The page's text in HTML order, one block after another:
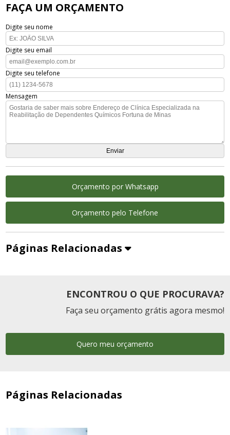
FAÇA UM ORÇAMENTO
Digite seu nome
Digite seu email
Digite seu telefone
Mensagem
Orçamento por Whatsapp
Orçamento pelo Telefone
Páginas Relacionadas
ENCONTROU O QUE PROCURAVA?
Faça seu orçamento grátis agora mesmo!
Quero meu orçamento
Páginas Relacionadas